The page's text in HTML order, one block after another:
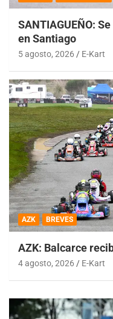
SANTIAGUEÑO:
en Santiago
5 agosto, 2026 E-Kart
AZK BREVES
AZK: Balcarce
4 agosto, 2026 E-Kart